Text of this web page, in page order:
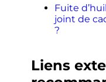
Fuite
joint de
?
Liens